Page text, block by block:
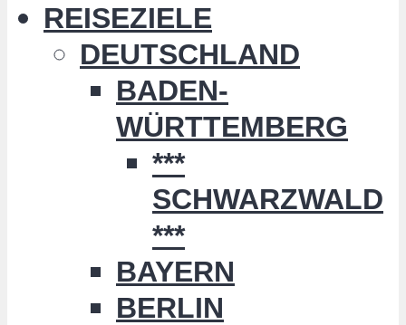
REISEZIELE
DEUTSCHLAND
BADEN-
WÜRTTEMBERG
***
SCHWARZWALD
***
BAYERN
BERLIN